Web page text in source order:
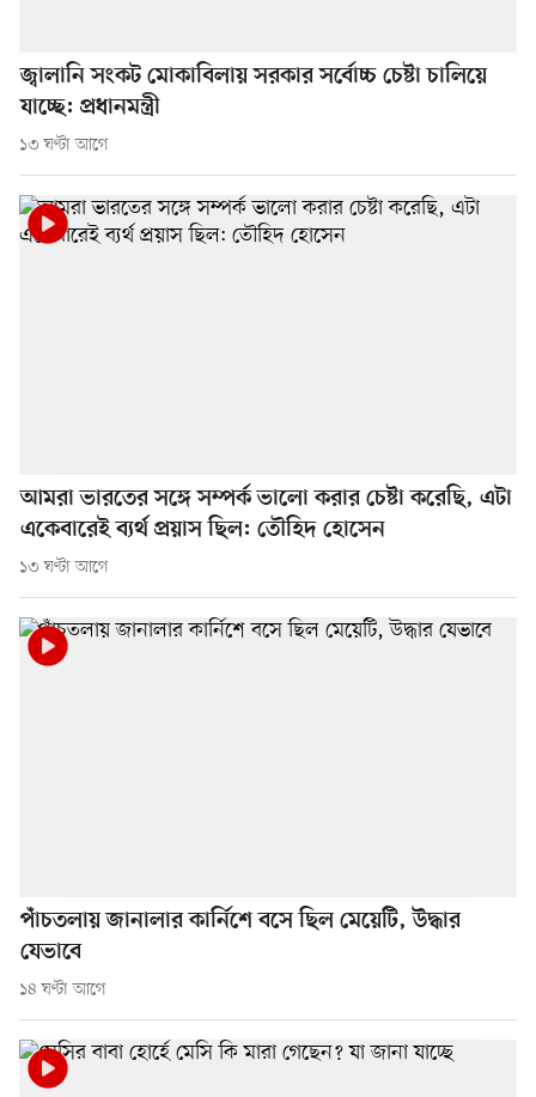
জ্বালানি সংকট মোকাবিলায় সরকার সর্বোচ্চ চেষ্টা চালিয়ে
যাচ্ছে: প্রধানমন্ত্রী
১৩ ঘণ্টা আগে
আমরা ভারতের সঙ্গে সম্পর্ক ভালো করার চেষ্টা করেছি, এটা
একেবারেই ব্যর্থ প্রয়াস ছিল: তৌহিদ হোসেন
১৩ ঘণ্টা আগে
পাঁচতলায় জানালার কার্নিশে বসে ছিল মেয়েটি, উদ্ধার
যেভাবে
১৪ ঘণ্টা আগে